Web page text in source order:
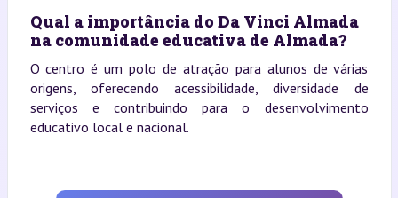
Qual a importância do Da Vinci Almada
na comunidade educativa de Almada?
O centro é um polo de atração para alunos de várias
origens, oferecendo acessibilidade, diversidade de
serviços e contribuindo para o desenvolvimento
educativo local e nacional.